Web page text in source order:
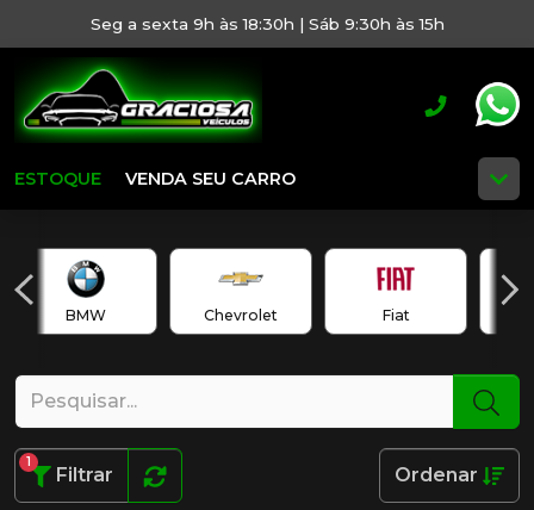
Seg a sexta 9h às 18:30h | Sáb 9:30h às 15h
ESTOQUE VENDA SEU CARRO
BMW Chevrolet Fiat
Filtrar
1
Ordenar